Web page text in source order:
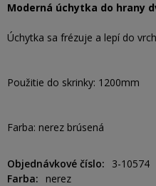
Moderná úchytka do hrany
Úchytka sa frézuje a lepí do
Použitie do skrinky: 1200mm
Farba: nerez brúsená
Objednávkové číslo
3-10574
Farba
nerez